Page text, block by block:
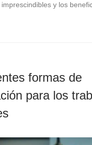
y los
formas de
para los